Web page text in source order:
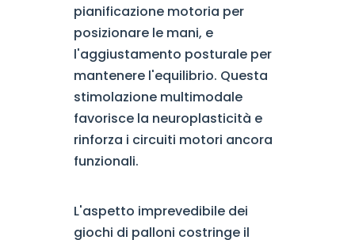
pianificazione motoria per
posizionare le mani, e
l'aggiustamento posturale per
mantenere l'equilibrio. Questa
stimolazione multimodale
favorisce la neuroplasticità e
rinforza i circuiti motori ancora
funzionali.
L'aspetto imprevedibile dei
giochi di palloni costringe il